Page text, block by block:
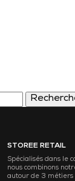
STOREE RETAIL
Spécialisés dans le
nous combinons
autour de 3 métiers